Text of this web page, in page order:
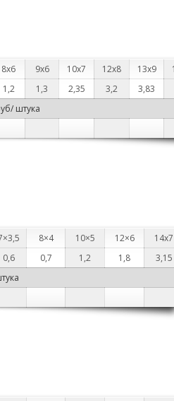
8х6 9х6 10х7 12х8 13х9
1,2 1,3 2,35 3,2
3,83
штука
8×4 10×5 12×6
14х7
0,6 0,7 1,2 1,8
3,15